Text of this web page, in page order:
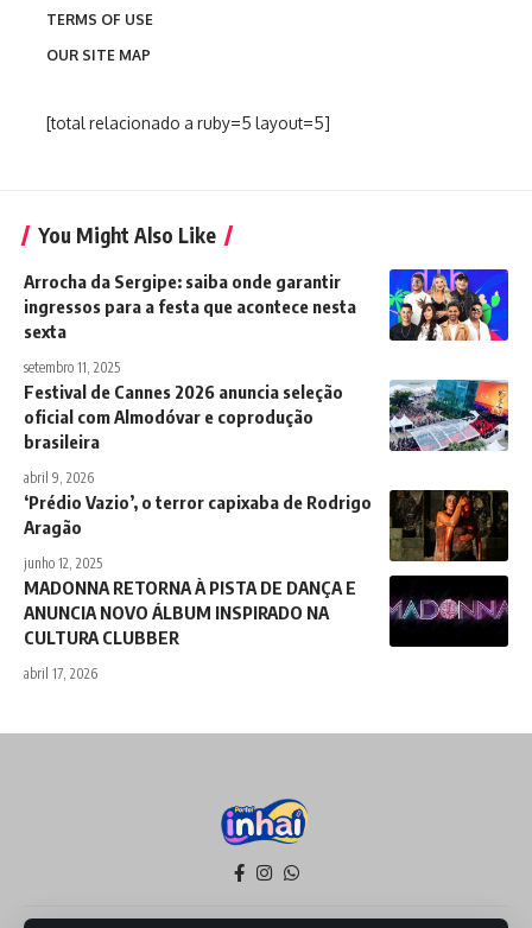
TERMS OF USE
OUR SITE MAP
[total relacionado a ruby=5 layout=5]
You Might Also Like
Arrocha da Sergipe: saiba onde garantir
ingressos para a festa que acontece nesta
sexta
setembro 11, 2025
Festival de Cannes 2026 anuncia seleção
oficial com Almodóvar e coprodução
brasileira
abril 9, 2026
‘Prédio Vazio’, o terror capixaba de Rodrigo
Aragão
junho 12, 2025
MADONNA RETORNA À PISTA DE DANÇA E
ANUNCIA NOVO ÁLBUM INSPIRADO NA
CULTURA CLUBBER
abril 17, 2026